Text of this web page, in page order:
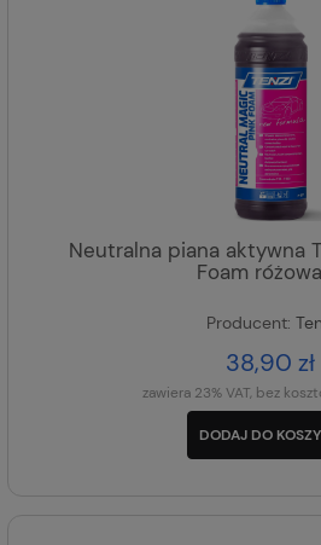
Neutralna piana aktywna
Foam
Producent:
38,90 zł
zawiera 23% VAT, bez
DODAJ DO